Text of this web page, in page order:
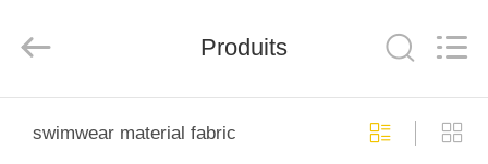
SEVNNA
TEXTILE.
Reserved.
Produits
swimwear material fabric